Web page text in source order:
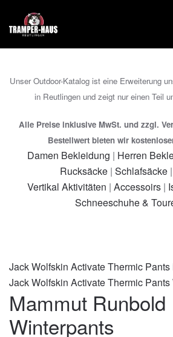
Zum Hauptinhalt springen
Unser Outdoor-Katalog ist eine Erweiterung
in Reutlingen und zeigt nur einen Teil
Alle Preise inklusive MwSt. und zzgl.
Bestellwert bieten wir
Damen Bekleidung | Herren
Rucksäcke| Schlafsäcke|
Vertikal Aktivitäten | Accessoirs |
Schneeschuhe &
Jack Wolfskin Activate Thermic Pants
Jack Wolfskin Activate Thermic Pants
Mammut Runbold
Winterpants